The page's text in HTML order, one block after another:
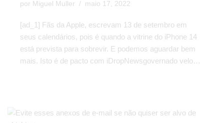
por Miguel Muller maio 17, 2022
[ad_1] Fãs da Apple, escrevam 13 de setembro em
seus calendários, pois é quando a vitrine do iPhone 14
está prevista para sobrevir. E podemos aguardar bem
mais. Isto é de pacto com iDropNewsgovernado velo…